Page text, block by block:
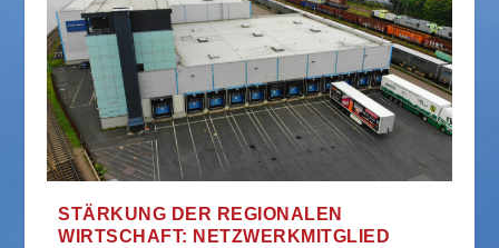
STÄRKUNG DER REGIONALEN
WIRTSCHAFT: NETZWERKMITGLIED